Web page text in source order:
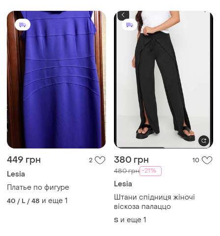
449 грн 2
Lesia
Платье по фигуре
40 / L / 48 и еще 1
380 грн 10
480 грн -21%
Lesia
Штани спідниця жіночі
віскоза палаццо
S и еще 1